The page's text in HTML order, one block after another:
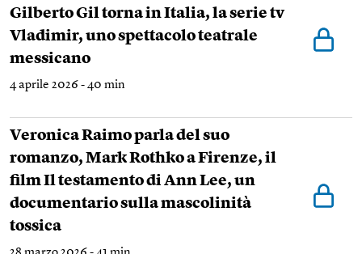
Gilberto Gil torna in Italia, la serie tv
Vladimir, uno spettacolo teatrale
messicano
4 aprile 2026 - 40 min
Veronica Raimo parla del suo
romanzo, Mark Rothko a Firenze, il
film Il testamento di Ann Lee, un
documentario sulla mascolinità
tossica